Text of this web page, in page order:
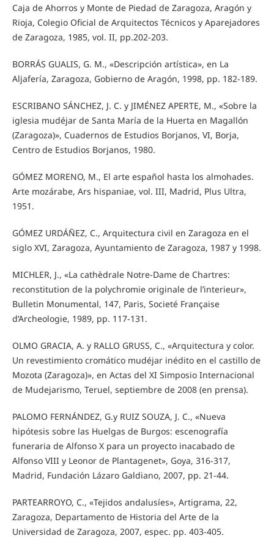
Caja de Ahorros y Monte de Piedad de Zaragoza, Aragón y
Rioja, Colegio Oficial de Arquitectos Técnicos y Aparejadores
de Zaragoza, 1985, vol. II, pp.202-203.
BORRÁS GUALIS, G. M., «Descripción artística», en La
Aljafería, Zaragoza, Gobierno de Aragón, 1998, pp. 182-189.
ESCRIBANO SÁNCHEZ, J. C. y JIMÉNEZ APERTE, M., «Sobre la
iglesia mudéjar de Santa María de la Huerta en Magallón
(Zaragoza)», Cuadernos de Estudios Borjanos, VI, Borja,
Centro de Estudios Borjanos, 1980.
GÓMEZ MORENO, M., El arte español hasta los almohades.
Arte mozárabe, Ars hispaniae, vol. III, Madrid, Plus Ultra,
1951.
GÓMEZ URDÁÑEZ, C., Arquitectura civil en Zaragoza en el
siglo XVI, Zaragoza, Ayuntamiento de Zaragoza, 1987 y 1998.
MICHLER, J., «La cathèdrale Notre-Dame de Chartres:
reconstitution de la polychromie originale de l’interieur»,
Bulletin Monumental, 147, Paris, Societé Française
d’Archeologie, 1989, pp. 117-131.
OLMO GRACIA, A. y RALLO GRUSS, C., «Arquitectura y color.
Un revestimiento cromático mudéjar inédito en el castillo de
Mozota (Zaragoza)», en Actas del XI Simposio Internacional
de Mudejarismo, Teruel, septiembre de 2008 (en prensa).
PALOMO FERNÁNDEZ, G.y RUIZ SOUZA, J. C., «Nueva
hipótesis sobre las Huelgas de Burgos: escenografía
funeraria de Alfonso X para un proyecto inacabado de
Alfonso VIII y Leonor de Plantagenet», Goya, 316-317,
Madrid, Fundación Lázaro Galdiano, 2007, pp. 21-44.
PARTEARROYO, C., «Tejidos andalusíes», Artigrama, 22,
Zaragoza, Departamento de Historia del Arte de la
Universidad de Zaragoza, 2007, espec. pp. 403-405.